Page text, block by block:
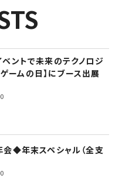
ントで未来のテクノロジ
ゲームの日】にブース出展
会◆年末スペシャル（全支